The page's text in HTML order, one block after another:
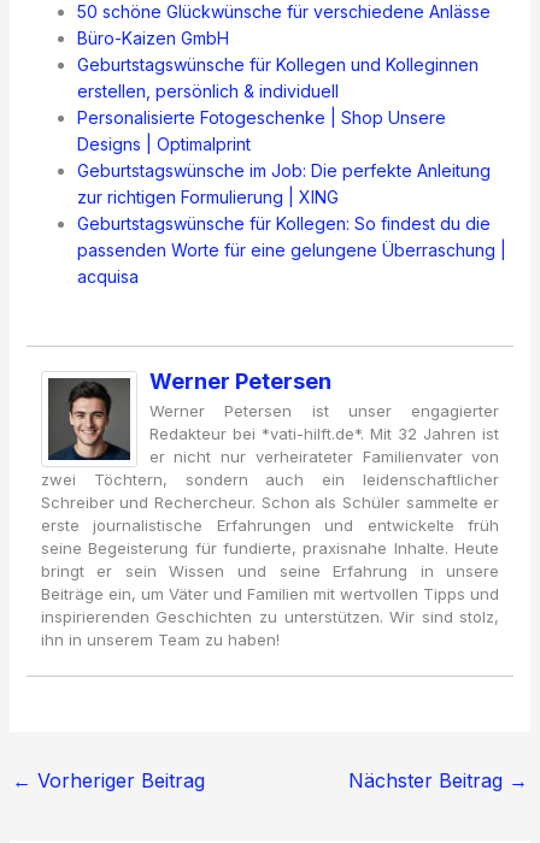
50 schöne Glückwünsche für verschiedene Anlässe
Büro-Kaizen GmbH
Geburtstagswünsche für Kollegen und Kolleginnen
erstellen, persönlich & individuell
Personalisierte Fotogeschenke | Shop Unsere
Designs | Optimalprint
Geburtstagswünsche im Job: Die perfekte Anleitung
zur richtigen Formulierung | XING
Geburtstagswünsche für Kollegen: So findest du die
passenden Worte für eine gelungene Überraschung |
acquisa
Werner Petersen
Werner Petersen ist unser engagierter
Redakteur bei *vati-hilft.de*. Mit 32 Jahren ist
er nicht nur verheirateter Familienvater von
zwei Töchtern, sondern auch ein leidenschaftlicher
Schreiber und Rechercheur. Schon als Schüler sammelte er
erste journalistische Erfahrungen und entwickelte früh
seine Begeisterung für fundierte, praxisnahe Inhalte. Heute
bringt er sein Wissen und seine Erfahrung in unsere
Beiträge ein, um Väter und Familien mit wertvollen Tipps und
inspirierenden Geschichten zu unterstützen. Wir sind stolz,
ihn in unserem Team zu haben!
← Vorheriger Beitrag Nächster Beitrag →